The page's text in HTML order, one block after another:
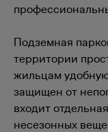
Подземная
территории
жильцам удобную
защищен от
входит
несезонных